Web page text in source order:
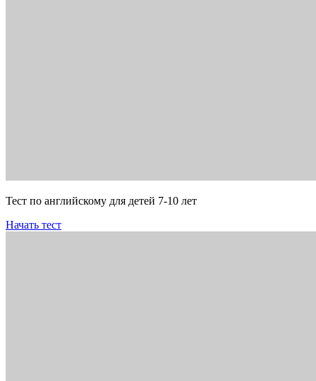
Тест по английскому для детей 7-10 лет
Начать тест